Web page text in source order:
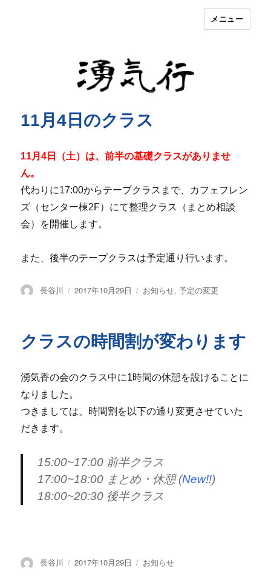
湧気行
メニュー
News11月4日のクラス
11月4日（土）は、前半の基礎クラスがありませ
ん。
代わりに17:00からテープクラスまで、カフェフレン
ズ（センター棟2F）にて整理クラス（まとめ相談
会）を開催します。
また、後半のテープクラスは予定通り行います。
投
長谷川
投
2017年10月29日
カ
ー
お知らせ,予定の変更
クラスの時間割が変わります
湧気香の会のクラス中に1時間の休憩を設けることに
なりました。
つきましては、時間割を以下の通り変更させていた
だきます。
15:00~17:00 前半クラス
17:00~18:00 まとめ・休憩 (New!!)
18:00~20:30 後半クラス
投
長谷川
投
2017年10月29日
カ
お知らせ